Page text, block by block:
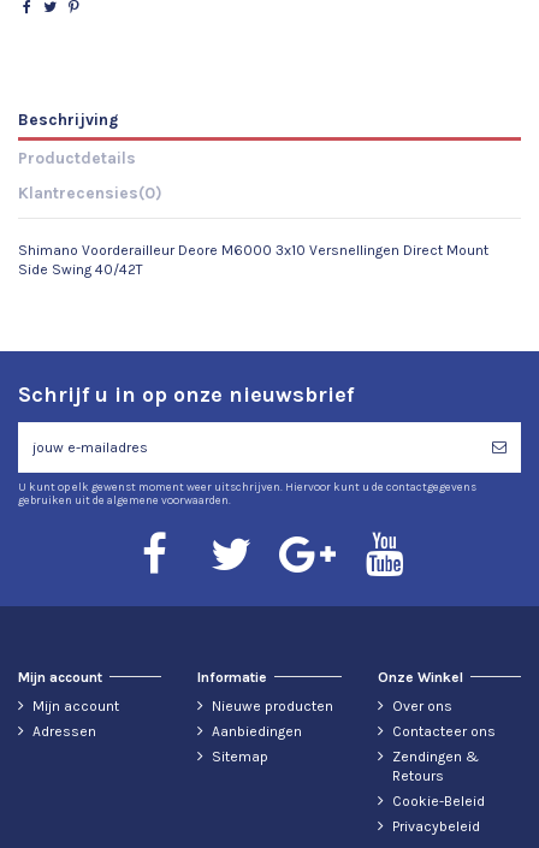
Beschrijving
Productdetails
Klantrecensies(0)
Shimano Voorderailleur Deore M6000 3x10 Versnellingen Direct Mount
Side Swing 40/42T
Schrijf u in op onze nieuwsbrief
U kunt op elk gewenst moment weer uitschrijven. Hiervoor kunt u de contactgegevens
gebruiken uit de algemene voorwaarden.
Mijn account
Mijn account
Adressen
Informatie
Nieuwe producten
Aanbiedingen
Sitemap
Onze Winkel
Over ons
Contacteer ons
Zendingen &
Retours
Cookie-Beleid
Privacybeleid